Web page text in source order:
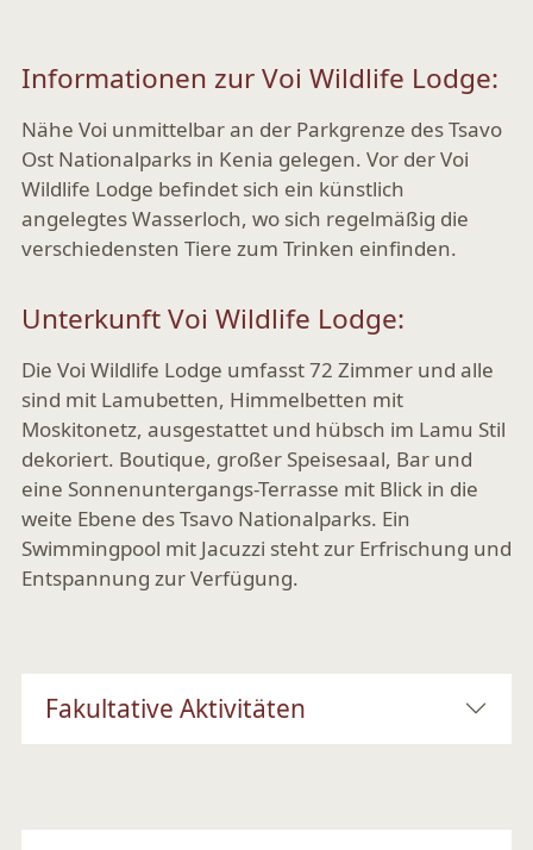
Informationen zur Voi Wildlife Lodge:
Nähe Voi unmittelbar an der Parkgrenze des Tsavo
Ost Nationalparks in Kenia gelegen. Vor der Voi
Wildlife Lodge befindet sich ein künstlich
angelegtes Wasserloch, wo sich regelmäßig die
verschiedensten Tiere zum Trinken einfinden.
Unterkunft Voi Wildlife Lodge:
Die Voi Wildlife Lodge umfasst 72 Zimmer und alle
sind mit Lamubetten, Himmelbetten mit
Moskitonetz, ausgestattet und hübsch im Lamu Stil
dekoriert. Boutique, großer Speisesaal, Bar und
eine Sonnenuntergangs-Terrasse mit Blick in die
weite Ebene des Tsavo Nationalparks. Ein
Swimmingpool mit Jacuzzi steht zur Erfrischung und
Entspannung zur Verfügung.
Fakultative Aktivitäten